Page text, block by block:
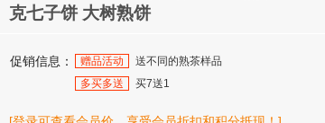
克七子饼 大树熟饼
促销信息： 赠品活动
送不同的熟茶样品
多买多送
买7送1